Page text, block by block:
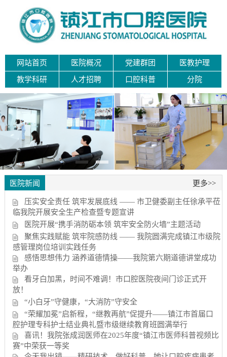
网站首页 医院概况 党建群团 医教护理
教学科研 人才招聘 口腔科普 分院
医院新闻 更多>>
压实安全责任 筑牢发展底线 —— 市卫健委副主任徐承平莅
临我院开展安全生产检查暨专题宣讲
医院开展“携手消防砺本领 筑牢安全防火墙”主题活动
聚焦实践赋能 筑牢院感防线 —— 我院圆满完成镇江市级院
感管理岗位培训实践任务
感悟思想伟力 涵养道德情操——我院第六期道德讲堂成功
举办
看牙白加黑，时间不难调！市口腔医院夜间门诊正式开
放！
“小白牙”守健康，“大消防”守安全
“荣耀加冕”启新程，“继教再航”促提升——镇江市首届口
腔护理专科护士结业典礼暨市级继续教育班圆满举行
喜讯！我院张成润医师在2025年度“镇江市医师科普视频比
赛”中荣获一等奖